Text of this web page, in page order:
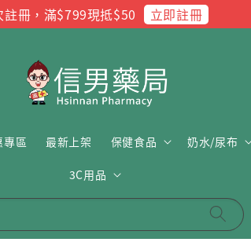
註冊，滿$799現抵$50 立即註冊
專區 最新上架 保健食品 奶水/尿布
3C用品